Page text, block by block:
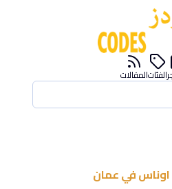
الفئاتالمقالات
اوناسفيعمان